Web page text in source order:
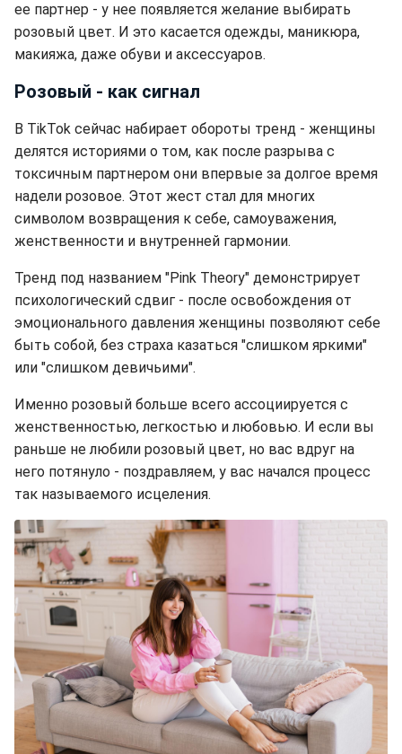
ее партнер - у нее появляется желание выбирать
розовый цвет. И это касается одежды, маникюра,
макияжа, даже обуви и аксессуаров.
Розовый - как сигнал
В TikTok сейчас набирает обороты тренд - женщины
делятся историями о том, как после разрыва с
токсичным партнером они впервые за долгое время
надели розовое. Этот жест стал для многих
символом возвращения к себе, самоуважения,
женственности и внутренней гармонии.
Тренд под названием "Pink Theory" демонстрирует
психологический сдвиг - после освобождения от
эмоционального давления женщины позволяют себе
быть собой, без страха казаться "слишком яркими"
или "слишком девичьими".
Именно розовый больше всего ассоциируется с
женственностью, легкостью и любовью. И если вы
раньше не любили розовый цвет, но вас вдруг на
него потянуло - поздравляем, у вас начался процесс
так называемого исцеления.